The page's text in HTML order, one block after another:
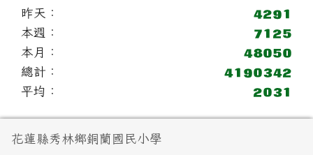
昨天：
本週：
本月：
總計：
平均：
頁尾區域內容
花蓮縣秀林鄉銅蘭國民小學